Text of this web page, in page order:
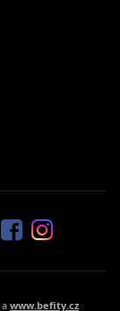
a www.befity.cz